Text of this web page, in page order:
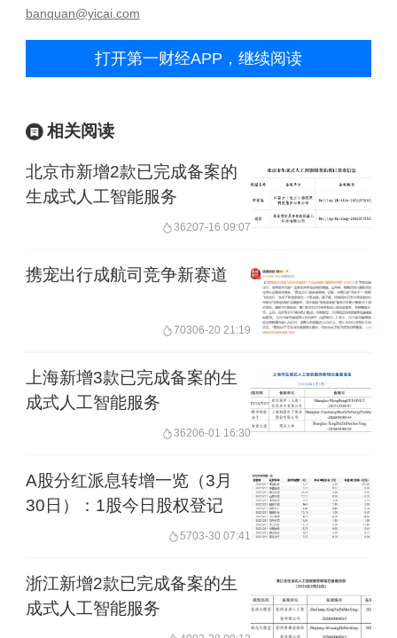
banquan@yicai.com
打开第一财经APP，继续阅读
相关阅读
北京市新增2款已完成备案的
生成式人工智能服务
36207-16 09:07
携宠出行成航司竞争新赛道
70306-20 21:19
上海新增3款已完成备案的生
成式人工智能服务
36206-01 16:30
A股分红派息转增一览（3月
30日）：1股今日股权登记
5703-30 07:41
浙江新增2款已完成备案的生
成式人工智能服务